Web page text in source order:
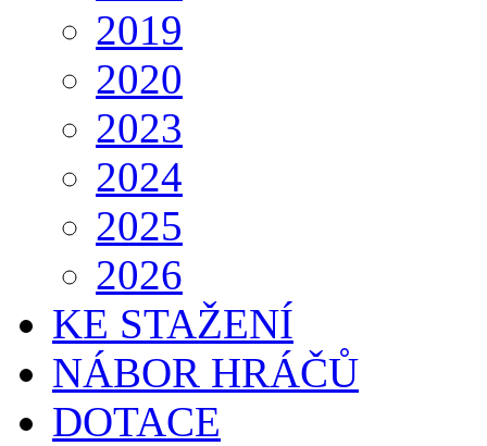
2019
2020
2023
2024
2025
2026
KE STAŽENÍ
NÁBOR HRÁČŮ
DOTACE